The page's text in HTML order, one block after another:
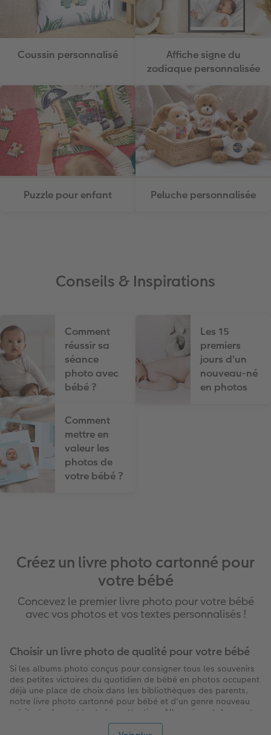
Coussin personnalisé
Affiche signe du
zodiaque personnalisée
Puzzle pour enfant Peluche personnalisée
Conseils & Inspirations
Comment
réussir sa
séance
photo avec
bébé ?
Les 15
premiers
jours d'un
nouveau-né
en photos
Comment
mettre en
valeur les
photos de
votre bébé ?
Créez un livre photo cartonné pour
votre bébé
Concevez le premier livre photo pour votre bébé
avec vos photos et vos textes personnalisés !
Choisir un livre photo de qualité pour votre bébé
Si les albums photo conçus pour consigner tous les souvenirs
des petites victoires du quotidien de bébé en photos occupent
déjà une place de choix dans les bibliothèques des parents,
notre livre photo cartonné pour bébé et d'un genre nouveau
mérite également toute leur attention. Album à part dans notre
livres photo personnalisés, le livre photo cartonné